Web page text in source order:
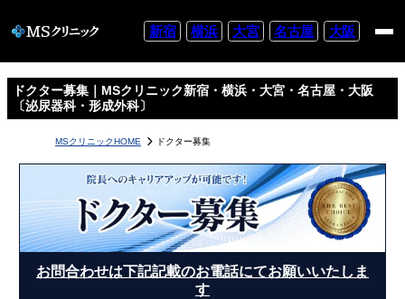
新宿 横浜 大宮 名古屋 大阪
ドクター募集｜MSクリニック新宿・横浜・大宮・名古屋・大阪
〔泌尿器科・形成外科〕
MSクリニックHOME ドクター募集
お問合わせは下記記載のお電話にてお願いいたしま
す